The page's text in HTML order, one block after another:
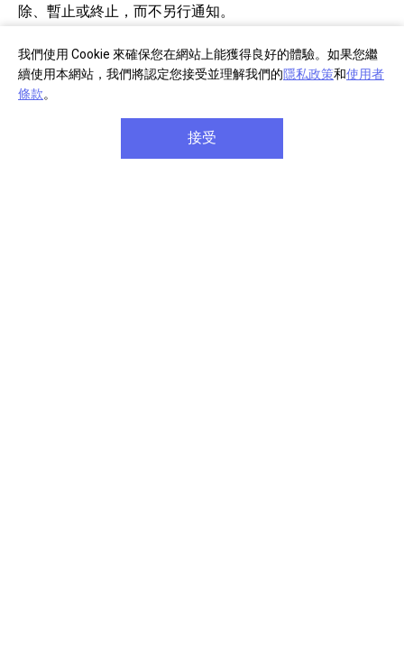
我們使用 Cookie 來確保您在網站上能獲得良好的體驗。如果您繼
續使用本網站，我們將認定您接受並理解我們的隱私政策和使用者
條款。
接受
除、暫止或終止，而不另行通知。
8. 功能與規格時有變更，恕不另行通知。